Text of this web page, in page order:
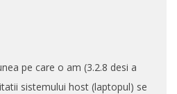
pe care o am (3.2.8 desi a
sistemului host (laptopul) se